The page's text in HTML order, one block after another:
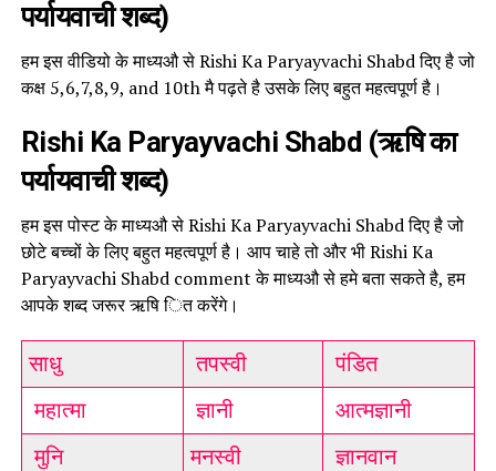
पर्यायवाची शब्द)
हम इस वीडियो के माध्यऔ से Rishi Ka Paryayvachi Shabd दिए है जो
कक्ष 5,6,7,8,9, and 10th मै पढ़ते है उसके लिए बहुत महत्वपूर्ण है।
Rishi Ka Paryayvachi Shabd (ऋषि का
पर्यायवाची शब्द)
हम इस पोस्ट के माध्यऔ से Rishi Ka Paryayvachi Shabd दिए है जो
छोटे बच्चों के लिए बहुत महत्वपूर्ण है। आप चाहे तो और भी Rishi Ka
Paryayvachi Shabd comment के माध्यऔ से हमे बता सकते है, हम
आपके शब्द जरूर ऋषि ित करेंगे।
साधु तपस्वी
पंडित
महात्मा
ज्ञानी
आत्मज्ञानी
मुनि
मनस्वी
ज्ञानवान